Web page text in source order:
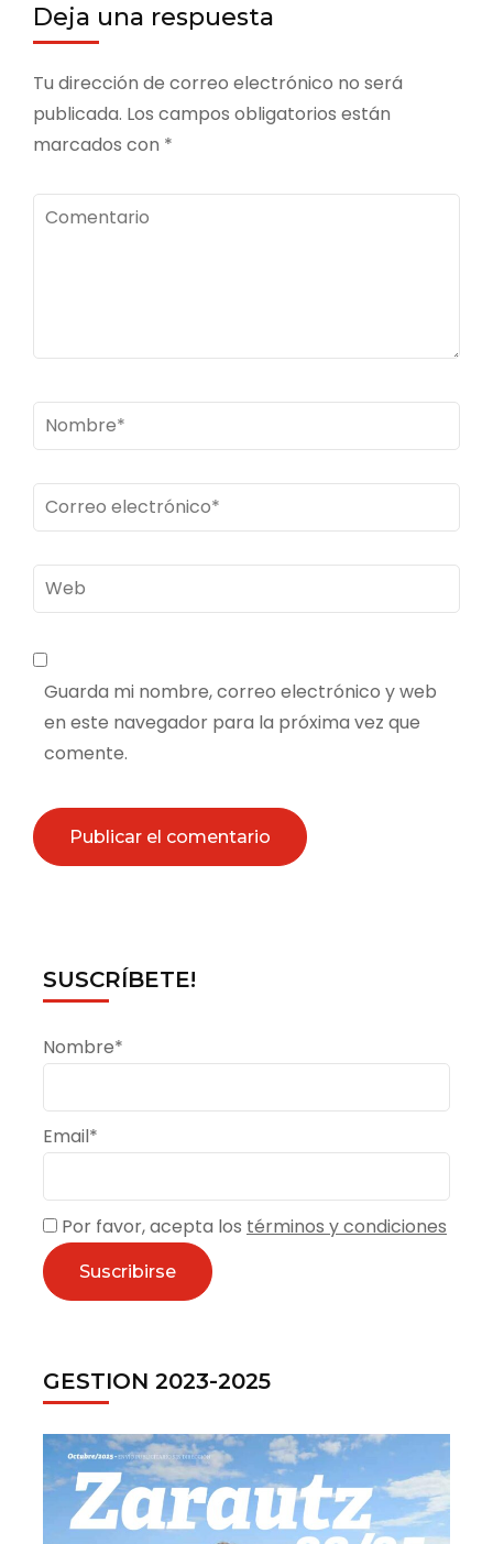
Deja una respuesta
Tu dirección de correo electrónico no será
publicada. Los campos obligatorios están
marcados con *
Comentario
Nombre*
Correo
electrónico*
Web
Guarda mi nombre, correo electrónico y web
en este navegador para la próxima vez que
comente.
SUSCRÍBETE!
Nombre*
Email*
Por favor, acepta los términos y condiciones
GESTION 2023-2025